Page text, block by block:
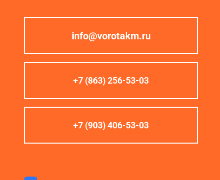
info@vorotakm.ru
+7 (863) 256-53-03
+7 (903) 406-53-03